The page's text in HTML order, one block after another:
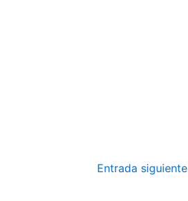
Entrada siguiente